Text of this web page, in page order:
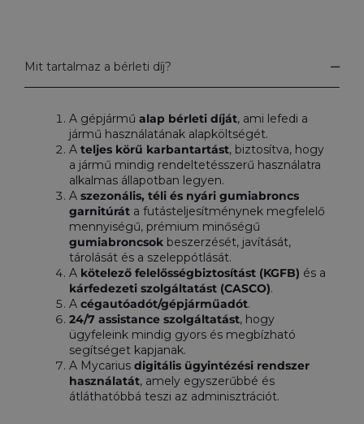
állományunkból haszongépjárműtől
prémium személyautóig azonnali
cseregépjárművet biztosítunk, hogy
folytathassák munkájukat. Külsős partner
bevonása nélkül közvetlen kontrollt
tudunk gyakorolni az átadott csereautók
állapotáért és tisztaságáért, valamint a
rendelkezésre álló modellek közül is
tudunk választani.
Hozom-Viszem:
A "Hozom-Viszem" szolgáltatásunkat is
saját alkalmazottaink végzik, akik a
legnagyobb körültekintéssel vezetik
autóját és segítik az eljutását gumicserére
vagy karbantartásra. Ezáltal ügyfeleink
kényelme és a zavartalan munkavégzése
biztosított abban az időben is, amíg az
autója szervizben van.
Mit tartalmaz a bérleti díj?
A gépjármű alap bérleti díját, ami lefedi a
jármű használatának alapköltségét.
A teljes körű karbantartást, biztosítva, hogy
a jármű mindig rendeltetésszerű használatra
alkalmas állapotban legyen.
A szezonális, téli és nyári gumiabroncs
garnitúrát a futásteljesítménynek megfelelő
mennyiségű, prémium minőségű
gumiabroncsok beszerzését, javítását,
tárolását és a szeleppótlását.
A kötelező felelősségbiztosítást (KGFB) és a
kárfedezeti szolgáltatást (CASCO).
A cégautóadót/gépjárműadót.
24/7 assistance szolgáltatást, hogy
ügyfeleink mindig gyors és megbízható
segítséget kapjanak.
A Mycarius digitális ügyintézési rendszer
használatát, amely egyszerűbbé és
átláthatóbbá teszi az adminisztrációt.